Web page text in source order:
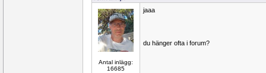
Antal inlägg:
16685
jaaa
du hänger ofta i forum?